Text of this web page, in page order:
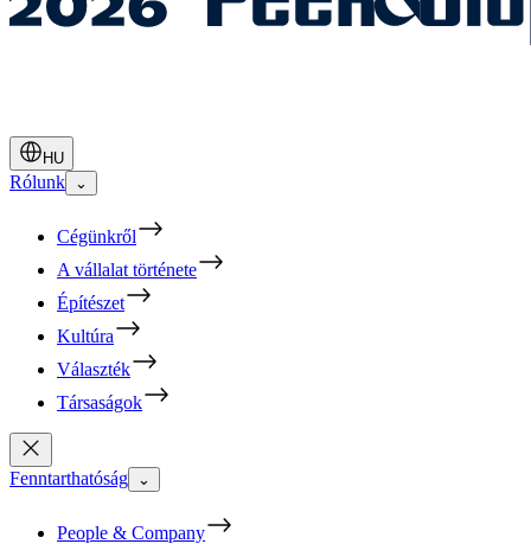
HU
Rólunk ⌄
Cégünkről
A vállalat története
Építészet
Kultúra
Választék
Társaságok
Fenntarthatóság ⌄
People & Company